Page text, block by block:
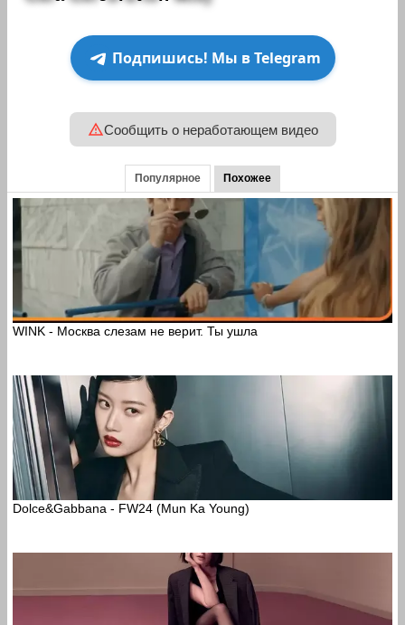
Подпишись! Мы в Telegram
Сообщить о неработающем видео
Популярное Похожее
WINK - Москва слезам не верит. Ты ушла
Dolce&Gabbana - FW24 (Mun Ka Young)